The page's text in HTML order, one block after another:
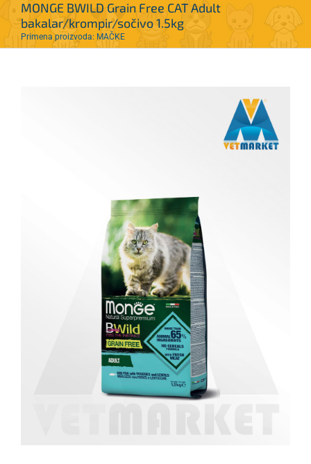
MONGE BWILD Grain Free CAT Adult
bakalar/krompir/sočivo 1.5kg
Primena proizvoda: MAČKE